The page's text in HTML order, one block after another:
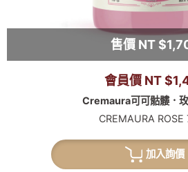
售價 NT
會員價 NT
Cremaura可可骷髏．
CREMAURA ROSE
加入詢價